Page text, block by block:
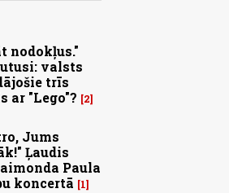
nodokļus."
valsts
trīs
ar "Lego"?
2
Jums
Ļaudis
Paula
koncertā
1